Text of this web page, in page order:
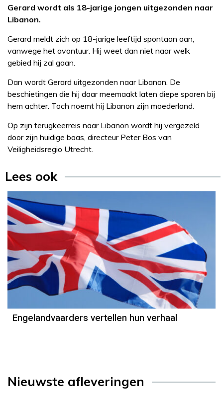
Gerard wordt als 18-jarige jongen uitgezonden naar
Libanon.
Gerard meldt zich op 18-jarige leeftijd spontaan aan,
vanwege het avontuur. Hij weet dan niet naar welk
gebied hij zal gaan.
Dan wordt Gerard uitgezonden naar Libanon. De
beschietingen die hij daar meemaakt laten diepe sporen bij
hem achter. Toch noemt hij Libanon zijn moederland.
Op zijn terugkeerreis naar Libanon wordt hij vergezeld
door zijn huidige baas, directeur Peter Bos van
Veiligheidsregio Utrecht.
Lees ook
Engelandvaarders vertellen hun verhaal
Nieuwste afleveringen